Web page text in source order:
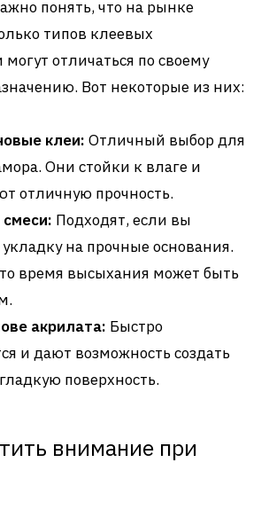
понять, что на рынке
типов клеевых
отличаться по своему
Вот некоторые из них:
клеи: Отличный выбор для
Они стойки к влаге и
отличную прочность.
Подходят, если вы
на прочные основания.
время высыхания может быть
акрилата: Быстро
и дают возможность создать
поверхность.
внимание при